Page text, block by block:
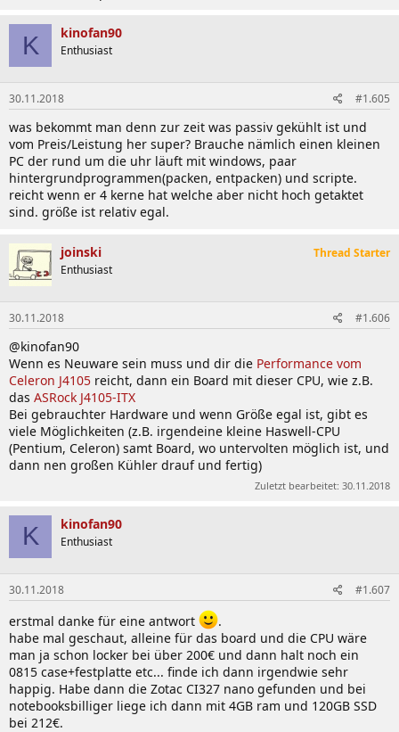
K kinofan90
Enthusiast
30.11.2018 #1.605
was bekommt man denn zur zeit was passiv gekühlt ist und
vom Preis/Leistung her super? Brauche nämlich einen kleinen
PC der rund um die uhr läuft mit windows, paar
hintergrundprogrammen(packen, entpacken) und scripte.
reicht wenn er 4 kerne hat welche aber nicht hoch getaktet
sind. größe ist relativ egal.
joinski
Enthusiast
Thread Starter
30.11.2018 #1.606
@kinofan90
Wenn es Neuware sein muss und dir die Performance vom
Celeron J4105 reicht, dann ein Board mit dieser CPU, wie z.B.
das ASRock J4105-ITX
Bei gebrauchter Hardware und wenn Größe egal ist, gibt es
viele Möglichkeiten (z.B. irgendeine kleine Haswell-CPU
(Pentium, Celeron) samt Board, wo untervolten möglich ist, und
dann nen großen Kühler drauf und fertig)
Zuletzt bearbeitet: 30.11.2018
K kinofan90
Enthusiast
30.11.2018 #1.607
erstmal danke für eine antwort
.
habe mal geschaut, alleine für das board und die CPU wäre
man ja schon locker bei über 200€ und dann halt noch ein
0815 case+festplatte etc... finde ich dann irgendwie sehr
happig. Habe dann die Zotac CI327 nano gefunden und bei
notebooksbilliger liege ich dann mit 4GB ram und 120GB SSD
bei 212€.